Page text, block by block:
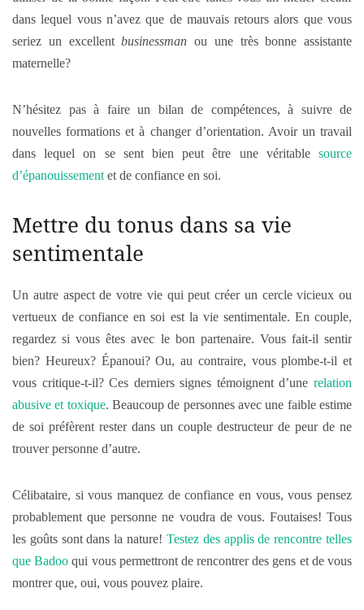
dans lequel vous n’avez que de mauvais retours alors que vous
seriez un excellentbusinessman ou une très bonne assistante
maternelle?
N’hésitez pas à faire un bilan de compétences, à suivre de
nouvelles formations et à changer d’orientation. Avoir un travail
dans lequel on se sent bien peut être une véritable source
d’épanouissement et de confiance en soi.
Mettre du tonus dans sa vie
sentimentale
Un autre aspect de votre vie qui peut créer un cercle vicieux ou
vertueux de confiance en soi est la vie sentimentale. En couple,
regardez si vous êtes avec le bon partenaire. Vous fait-il sentir
bien? Heureux? Épanoui? Ou, au contraire, vous plombe-t-il et
vous critique-t-il? Ces derniers signes témoignent d’une relation
abusive et toxique. Beaucoup de personnes avec une faible estime
de soi préfèrent rester dans un couple destructeur de peur de ne
trouver personne d’autre.
Célibataire, si vous manquez de confiance en vous, vous pensez
probablement que personne ne voudra de vous. Foutaises! Tous
les goûts sont dans la nature! Testez des applis de rencontre telles
que Badoo qui vous permettront de rencontrer des gens et de vous
montrer que, oui, vous pouvez plaire.